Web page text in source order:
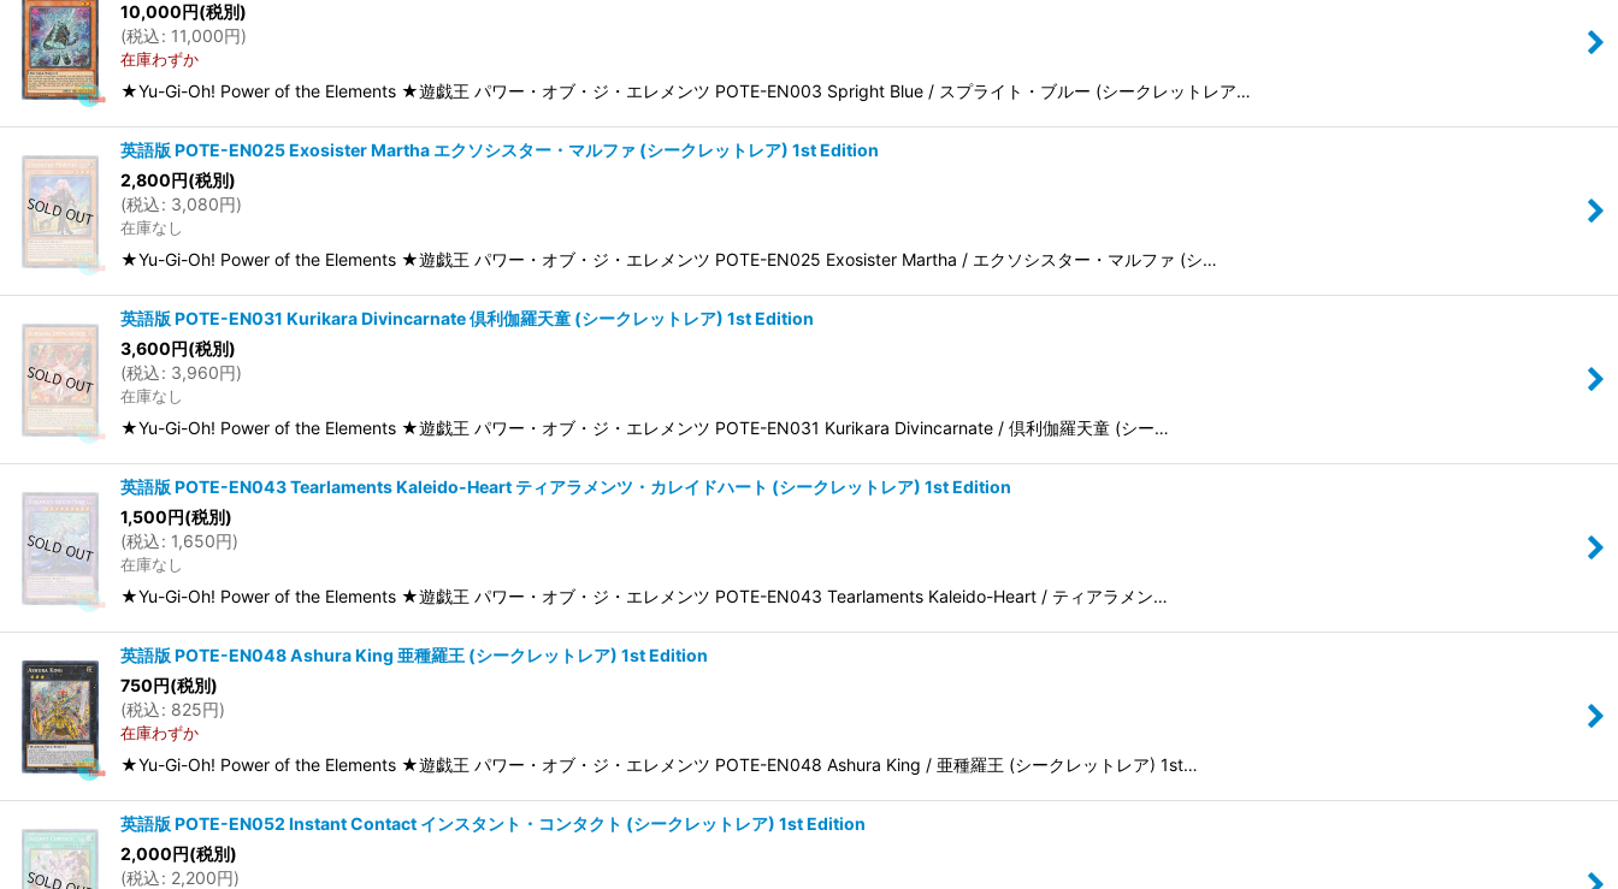
10,000円(税別)
(税込: 11,000円)
在庫わずか
★Yu-Gi-Oh! Power of the Elements ★遊戯王 パワー・オブ・ジ・エレメンツ POTE-EN003 Spright Blue / スプライト・ブルー (シークレットレア…
英語版 POTE-EN025 Exosister Martha エクソシスター・マルファ (シークレットレア) 1st Edition
2,800円(税別)
(税込: 3,080円)
在庫なし
★Yu-Gi-Oh! Power of the Elements ★遊戯王 パワー・オブ・ジ・エレメンツ POTE-EN025 Exosister Martha / エクソシスター・マルファ (シ…
英語版 POTE-EN031 Kurikara Divincarnate 倶利伽羅天童 (シークレットレア) 1st Edition
3,600円(税別)
(税込: 3,960円)
在庫なし
★Yu-Gi-Oh! Power of the Elements ★遊戯王 パワー・オブ・ジ・エレメンツ POTE-EN031 Kurikara Divincarnate / 倶利伽羅天童 (シー…
英語版 POTE-EN043 Tearlaments Kaleido-Heart ティアラメンツ・カレイドハート (シークレットレア) 1st Edition
1,500円(税別)
(税込: 1,650円)
在庫なし
★Yu-Gi-Oh! Power of the Elements ★遊戯王 パワー・オブ・ジ・エレメンツ POTE-EN043 Tearlaments Kaleido-Heart / ティアラメン…
英語版 POTE-EN048 Ashura King 亜種羅王 (シークレットレア) 1st Edition
750円(税別)
(税込: 825円)
在庫わずか
★Yu-Gi-Oh! Power of the Elements ★遊戯王 パワー・オブ・ジ・エレメンツ POTE-EN048 Ashura King / 亜種羅王 (シークレットレア) 1st…
英語版 POTE-EN052 Instant Contact インスタント・コンタクト (シークレットレア) 1st Edition
2,000円(税別)
(税込: 2,200円)